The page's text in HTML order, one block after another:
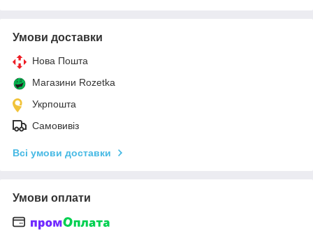
Умови доставки
Нова Пошта
Магазини Rozetka
Укрпошта
Самовивіз
Всі умови доставки
Умови оплати